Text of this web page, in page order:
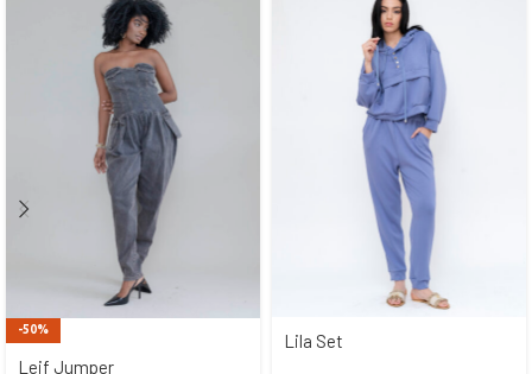
-50%
Leif Jumper
Lila Set